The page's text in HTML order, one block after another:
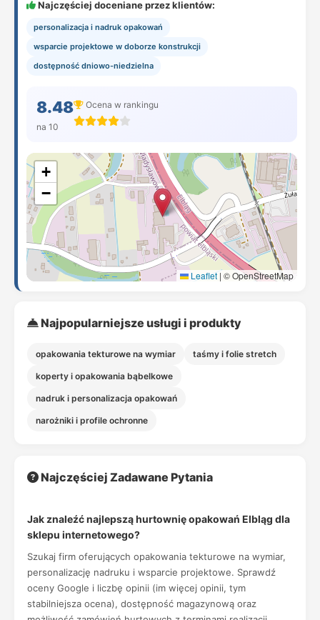
Najczęściej doceniane przez klientów:
personalizacja i nadruk opakowań
wsparcie projektowe w doborze konstrukcji
dostępność dniowo-niedzielna
8.48
na 10
Ocena w rankingu
+
−
Leaflet | © OpenStreetMap
Najpopularniejsze usługi i produkty
opakowania tekturowe na wymiar taśmy i folie stretch
koperty i opakowania bąbelkowe
nadruk i personalizacja opakowań
narożniki i profile ochronne
Najczęściej Zadawane Pytania
Jak znaleźć najlepszą hurtownię opakowań Elbląg dla
sklepu internetowego?
Szukaj firm oferujących opakowania tekturowe na wymiar,
personalizację nadruku i wsparcie projektowe. Sprawdź
oceny Google i liczbę opinii (im więcej opinii, tym
stabilniejsza ocena), dostępność magazynową oraz